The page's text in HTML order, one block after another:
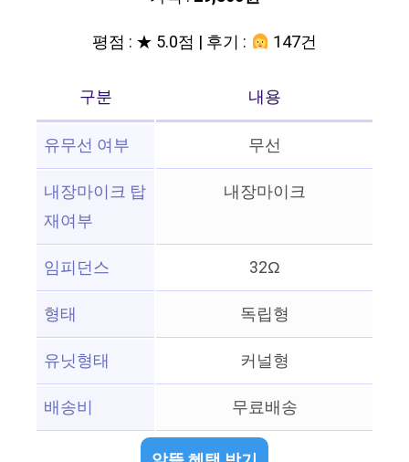
평점 : ★ 5.0점 | 후기 :
147건
구분
내용
유무선 여부
무선
내장마이크 탑
재여부
내장마이크
임피던스
32Ω
형태
독립형
유닛형태
커널형
배송비
무료배송